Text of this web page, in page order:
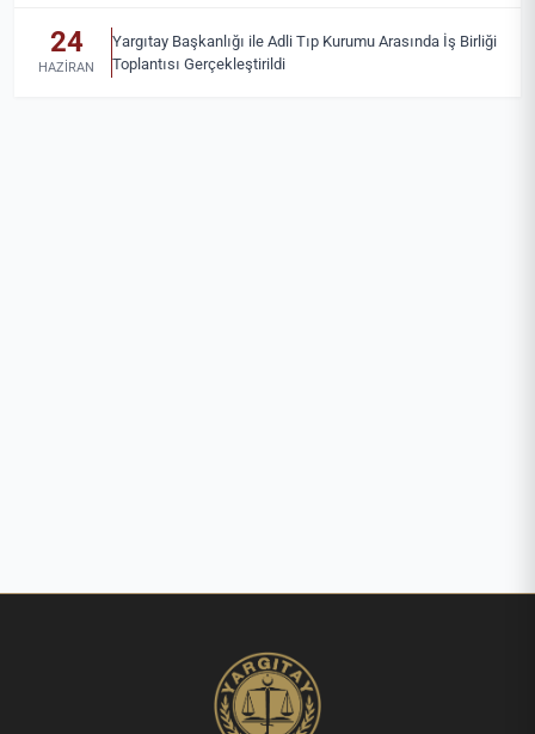
24
HAZIRAN
Yargıtay Başkanlığı ile Adli Tıp Kurumu Arasında İş Birliği
Toplantısı Gerçekleştirildi